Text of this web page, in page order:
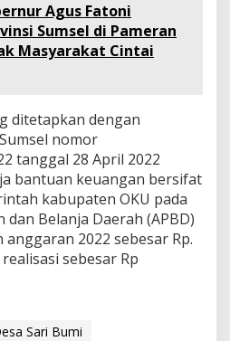
Agus Fatoni
Sumsel di Pameran
Masyarakat Cintai
ditetapkan dengan
nomor
tanggal 28 April 2022
bantuan keuangan bersifat
kabupaten OKU pada
Belanja Daerah (APBD)
2022 sebesar Rp.
sebesar Rp
Sari Bumi